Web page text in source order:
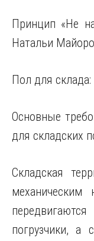
Принцип «Не
Натальи
Пол для
Основные
для складских
Складская
механическим
погрузчики, а